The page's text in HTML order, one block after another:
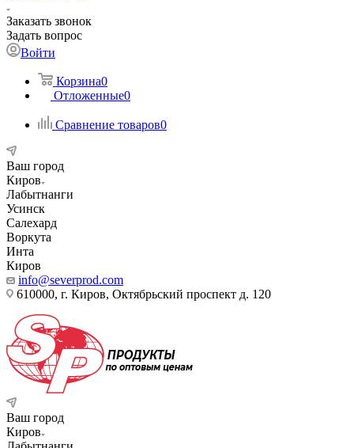
Заказать звонок
Задать вопрос
Войти
Корзина0
Отложенные0
Сравнение товаров0
Ваш город
Киров
Лабытнанги
Усинск
Салехард
Воркута
Инта
Киров
info@severprod.com
610000, г. Киров, Октябрьский проспект д. 120
Ваш город
Киров